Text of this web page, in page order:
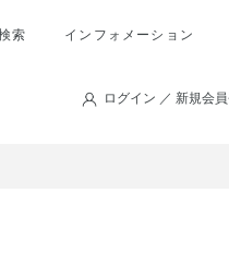
索 インフォメーション
ログイン ／ 新規会